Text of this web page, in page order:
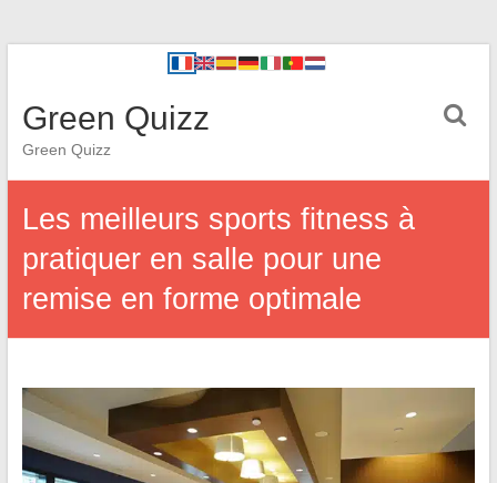
Green Quizz
Green Quizz
Les meilleurs sports fitness à
pratiquer en salle pour une
remise en forme optimale